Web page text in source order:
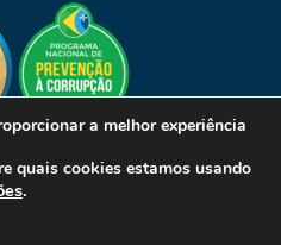
a melhor experiência
quais cookies estamos usando
.